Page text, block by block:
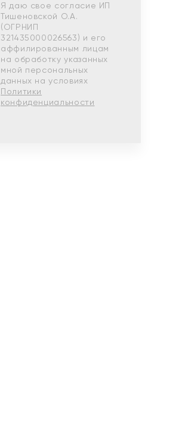
Я даю свое согласие ИП
Тишеновской О.А.
(ОГРНИП
321435000026563) и его
аффилированным лицам
на обработку указанных
мной персональных
данных на условиях
Политики
конфиденциальности